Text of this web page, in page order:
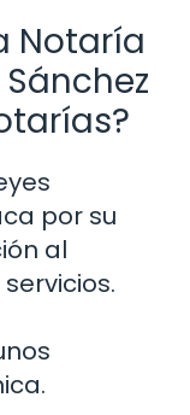
Notaría
por su
al